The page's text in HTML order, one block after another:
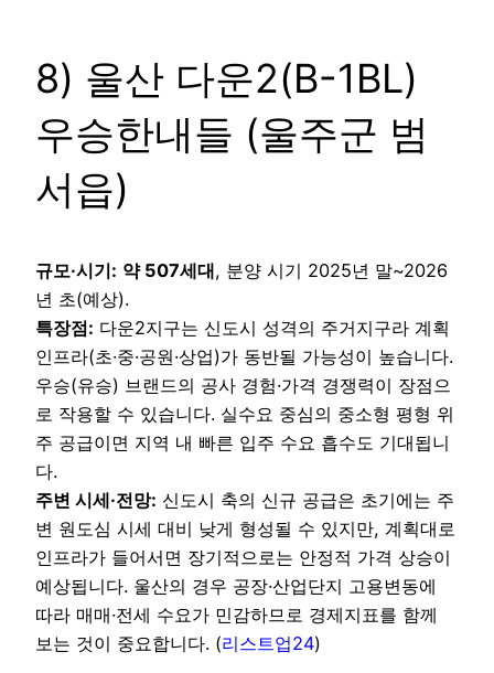
8) 울산 다운2(B-1BL)
우승한내들 (울주군 범
서읍)
규모·시기: 약 507세대, 분양 시기 2025년 말~2026
년 초(예상).
특장점: 다운2지구는 신도시 성격의 주거지구라 계획
인프라(초·중·공원·상업)가 동반될 가능성이 높습니다.
우승(유승) 브랜드의 공사 경험·가격 경쟁력이 장점으
로 작용할 수 있습니다. 실수요 중심의 중소형 평형 위
주 공급이면 지역 내 빠른 입주 수요 흡수도 기대됩니
다.
주변 시세·전망: 신도시 축의 신규 공급은 초기에는 주
변 원도심 시세 대비 낮게 형성될 수 있지만, 계획대로
인프라가 들어서면 장기적으로는 안정적 가격 상승이
예상됩니다. 울산의 경우 공장·산업단지 고용변동에
따라 매매·전세 수요가 민감하므로 경제지표를 함께
보는 것이 중요합니다. (리스트업24)